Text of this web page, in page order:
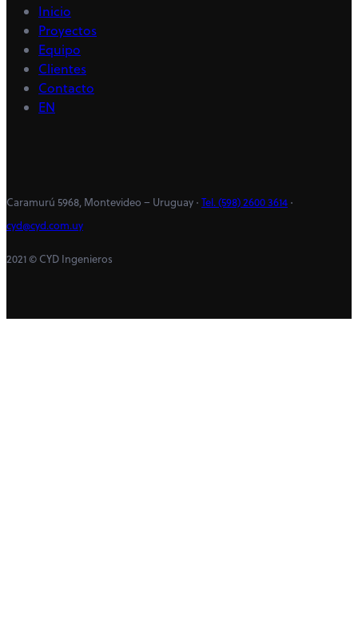
Inicio
Proyectos
Equipo
Clientes
Contacto
EN
Caramurú 5968, Montevideo – Uruguay ⋅ Tel. (598) 2600 3614 ⋅
cyd@cyd.com.uy
2021 © CYD Ingenieros